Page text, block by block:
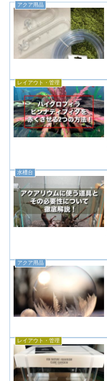
アクア用品
レイアウト・管理
水槽台
アクア用品
レイアウト・管理